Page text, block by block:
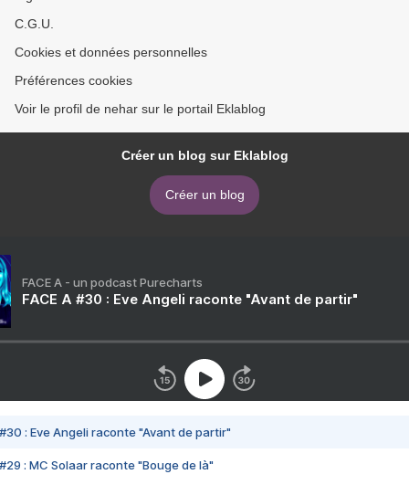
C.G.U.
Cookies et données personnelles
Préférences cookies
Voir le profil de nehar sur le portail Eklablog
Créer un blog sur Eklablog
Créer un blog
FACE A - un podcast Purecharts
FACE A #30 : Eve Angeli raconte "Avant de partir"
#30 : Eve Angeli raconte "Avant de partir"
#29 : MC Solaar raconte "Bouge de là"